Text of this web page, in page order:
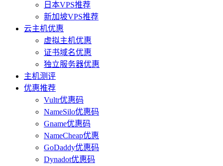
日本VPS推荐
新加坡VPS推荐
云主机优惠
虚拟主机优惠
证书域名优惠
独立服务器优惠
主机测评
优惠推荐
Vultr优惠码
NameSilo优惠码
Gname优惠码
NameCheap优惠
GoDaddy优惠码
Dynadot优惠码